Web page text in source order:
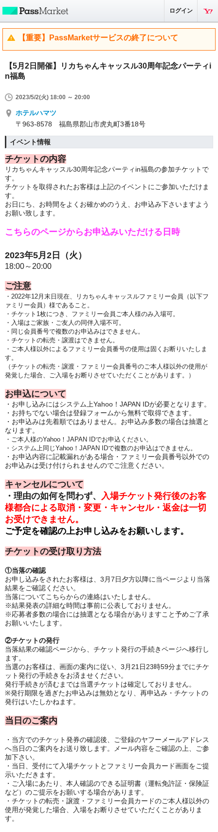
ログイン
【重要】PassMarketサービスの終了について
【5月2日開催】リカちゃんキャッスル30周年記念パーティi
n福島
2023/5/2(火) 18:00 ～ 20:00
ホテルハマツ
〒963-8578 福島県郡山市虎丸町3番18号
イベント情報
チケットの内容
リカちゃんキャッスル30周年記念パーティin福島の参加チケットで
す。
チケットを取得されたお客様は上記のイベントにご参加いただけま
す。
お日にち、お時間をよくお確かめのうえ、お申込み下さいますよう
お願い致します。
こちらのページからお申込みいただける日時
2023年5月2 日（火）
18:00～20:00
ご注意
・2022年12月末日現在、リカちゃんキャッスルファミリー会員（以下フ
ァミリー会員）様であること。
・チケット1枚につき、ファミリー会員ご本人様のみ入場可。
・入場はご家族・ご友人の同伴入場不可。
・同じ会員番号で複数のお申込みはできません。
・チケットの転売・譲渡はできません。
・ご本人様以外によるファミリー会員番号の使用は固くお断りいたしま
す。
（チケットの転売・譲渡・ファミリー会員番号のご本人様以外の使用が
発覚した場合、ご入場をお断りさせていただくことがあります。）
お申込について
・お申し込みにはシステム上Yahoo！JAPAN IDが必要となります。
・お持ちでない場合は登録フォームから無料で取得できます。
・お申込みは先着順ではありません。お申込み多数の場合は抽選と
なります。
・ご本人様のYahoo！JAPAN IDでお申込ください。
・システム上同じYahoo！JAPAN IDで複数のお申込はできません。
・お申込内容に記載漏れがある場合・ファミリー会員番号以外での
お申込みは受け付けられませんのでご注意ください。
キャンセルについて
・理由の如何を問わず、 入場チケット発行後のお客
様都合による取消・変更・キャンセル・返金は一切
お受けできません。
ご予定を確認の上お申し込みをお願いします。
チケットの受け取り方法
①当落の確認
お申し込みをされたお客様は、3月7日夕方以降に当ページより当落
結果をご確認ください。
当落についてこちらからの連絡はいたしません。
※結果発表の詳細な時間は事前に公表しておりません。
※応募者多数の場合には抽選となる場合がありますこと予めご了承
お願いいたします。
②チケットの発行
当落結果の確認ページから、チケット発行の手続きページへ移行し
ます。
当選のお客様は、画面の案内に従い、3月21日23時59分までにチケ
ット発行の手続きをお済ませください。
発行手続きが済むまでは当選チケットは確定しておりません。
※発行期限を過ぎたお申込みは無効となり、再申込み・チケットの
発行はいたしかねます。
当日のご案内
・当方でのチケット発券の確認後、ご登録のヤフーメールアドレス
へ当日のご案内をお送り致します。メール内容をご確認の上、ご参
加下さい。
・当日、受付にて入場チケットとファミリー会員カード画面をご提
示いただきます。
・ご入場にあたり、本人確認のできる証明書（運転免許証・保険証
など）のご提示をお願いする場合があります。
・チケットの転売・譲渡・ファミリー会員カードのご本人様以外の
使用が発覚した場合、入場をお断りさせていただくことがありま
す。